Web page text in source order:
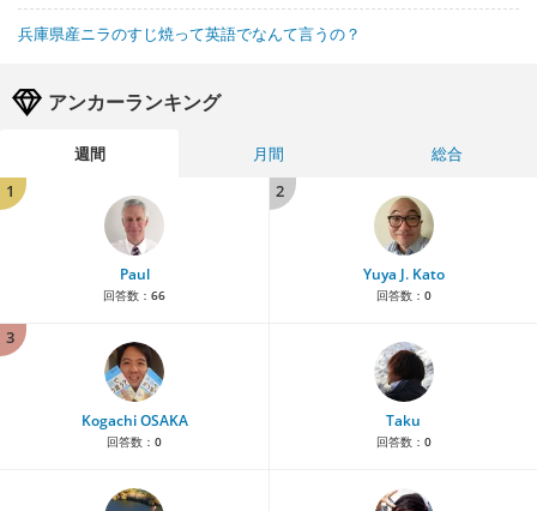
兵庫県産ニラのすじ焼って英語でなんて言うの？
アンカーランキング
週間 月間
総合
1
Paul
回答数： 66
2
Yuya J. Kato
回答数： 0
3
Kogachi OSAKA
回答数： 0
Taku
回答数： 0